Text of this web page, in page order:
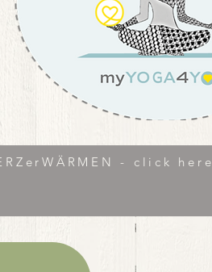
- click here